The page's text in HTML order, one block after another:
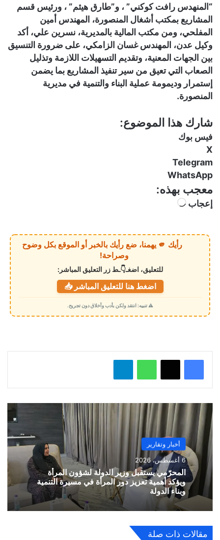
“المنهدس رافت كوكني” ، و”طارق هيثم” ، ورئيس قسم
المشاريع بمكتب أشغال المنصورة، المهندس أمين
المفلحي، ومن مكتب المالية بالمديرية، نسرين علي، أكد
وكيل عدن، المهندس غسان الزامكي، على ضرورة التنسيق
بين الجهات المعنية، وتقديم التسهيلات اللازمة وتذليل
الصعاب التي تعيق من سير تنفيذ المشاريع بما يضمن
إستمرار وديمومة عملية البناء والتنمية في مديرية
المنصورة.
شارك هذا الموضوع:
فيس بوك
X
Telegram
WhatsApp
معجب بهذه:
إعجاب
ي
ي
رأيك 🫵 يهمنا، ضع رأيك بالخبر أو الموقع بكل وضوح
وصراحة!
للتعليق، اضغـ👇ـط زر التعليق المباشر:
اضغط هنا للتعليق المباشر 📥
⚠️ تنبيه: انتقد ولكن بأدب وأخلاق دون تجريح.
واتساب
أخبار وتقارير
6 أغسطس، 2026
المحرّمي يستقبل وزير الدولة لشؤون المرأة
ويؤكد أهمية تعزيز دور المرأة في مسيرة التنمية
وبناء الدولة
مقالات ذات صلة